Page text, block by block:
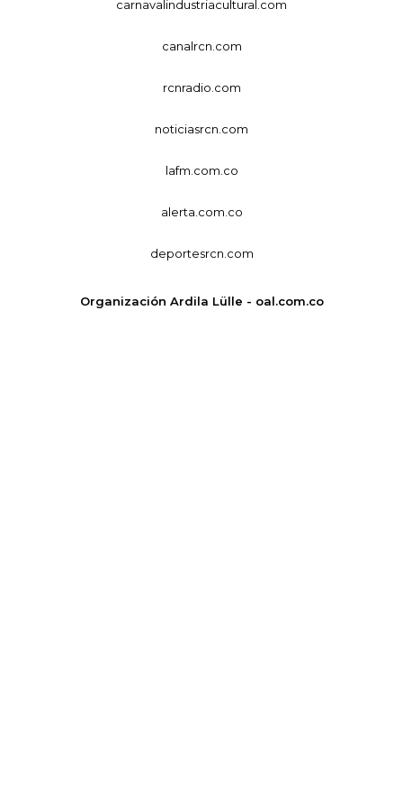
carnavalindustriacultural.com
canalrcn.com
rcnradio.com
noticiasrcn.com
lafm.com.co
alerta.com.co
deportesrcn.com
Organización Ardila Lülle - oal.com.co